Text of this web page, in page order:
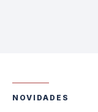
NOVIDADES